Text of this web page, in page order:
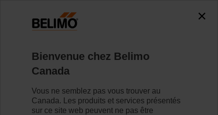
ZONE315S-10
En savoir plus
Bienvenue chez Belimo
Canada
Vous ne semblez pas vous trouver au
Canada. Les produits et services présentés
sur ce site web peuvent ne pas être